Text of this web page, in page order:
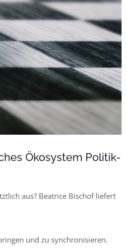
Ökosystem Politik-
aus? Beatrice Bischof liefert
und zu synchronisieren.